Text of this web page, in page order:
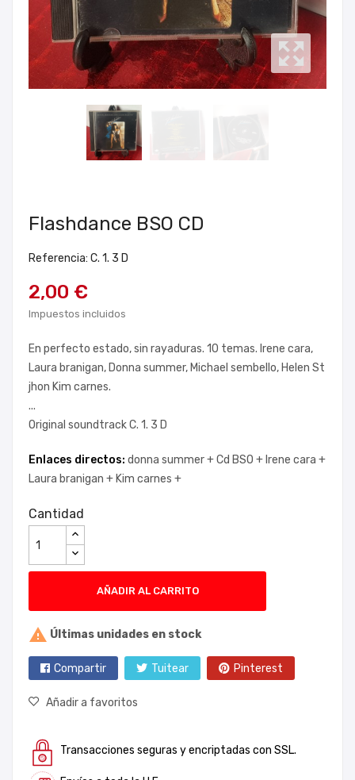
Flashdance BSO CD
Referencia: C. 1. 3 D
2,00 €
Impuestos incluidos
En perfecto estado, sin rayaduras. 10 temas. Irene cara,
Laura branigan, Donna summer, Michael sembello, Helen St
jhon Kim carnes.
...
Original soundtrack C. 1. 3 D
Enlaces directos: donna summer +Cd BSO + Irene cara +
Laura branigan + Kim carnes +
Cantidad
AÑADIR AL CARRITO
 Últimas unidades en stock
Compartir Tuitear Pinterest
Añadir a favoritos
Transacciones seguras y encriptadas con SSL.